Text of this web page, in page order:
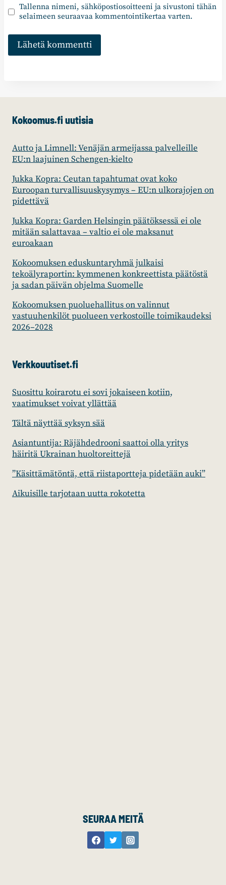
Tallenna nimeni, sähköpostiosoitteeni ja sivustoni tähän
selaimeen seuraavaa kommentointikertaa varten.
Kokoomus.fi uutisia
Autto ja Limnell: Venäjän armeijassa palvelleille
EU:n laajuinen Schengen-kielto
Jukka Kopra: Ceutan tapahtumat ovat koko
Euroopan turvallisuuskysymys – EU:n ulkorajojen on
pidettävä
Jukka Kopra: Garden Helsingin päätöksessä ei ole
mitään salattavaa – valtio ei ole maksanut
euroakaan
Kokoomuksen eduskuntaryhmä julkaisi
tekoälyraportin: kymmenen konkreettista päätöstä
ja sadan päivän ohjelma Suomelle
Kokoomuksen puoluehallitus on valinnut
vastuuhenkilöt puolueen verkostoille toimikaudeksi
2026–2028
Verkkouutiset.fi
Suosittu koirarotu ei sovi jokaiseen kotiin,
vaatimukset voivat yllättää
Tältä näyttää syksyn sää
Asiantuntija: Räjähdedrooni saattoi olla yritys
häiritä Ukrainan huoltoreittejä
”Käsittämätöntä, että riistaportteja pidetään auki”
Aikuisille tarjotaan uutta rokotetta
SEURAA MEITÄ